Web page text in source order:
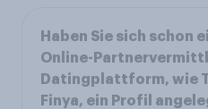
Haben Sie sich schon
Online-
Datingplattform, wie
Finya, ein Profil